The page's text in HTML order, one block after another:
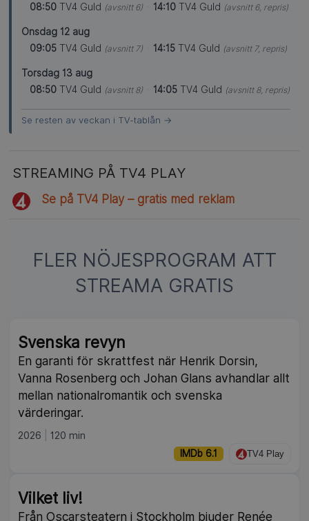
08:50 TV4 Guld (avsnitt 6) · 14:10 TV4 Guld (avsnitt 6, repris)
Onsdag 12 aug
09:05 TV4 Guld (avsnitt 7) · 14:15 TV4 Guld (avsnitt 7, repris)
Torsdag 13 aug
08:50 TV4 Guld (avsnitt 8) · 14:05 TV4 Guld (avsnitt 8, repris)
Se resten av veckan i TV-tablån →
STREAMING PÅ TV4 PLAY
Se på TV4 Play – gratis med reklam
FLER NÖJESPROGRAM ATT
STREAMA GRATIS
Svenska revyn
En garanti för skrattfest när Henrik Dorsin,
Vanna Rosenberg och Johan Glans avhandlar allt
mellan nationalromantik och svenska
värderingar.
2026 120 min
IMDb 6.1 TV4 Play
Vilket liv!
Från Oscarsteatern i Stockholm bjuder Renée